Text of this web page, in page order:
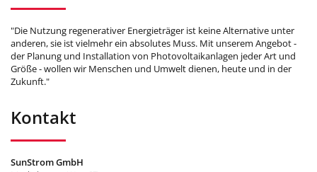
"Die Nutzung regenerativer Energieträger ist keine Alternative unter
anderen, sie ist vielmehr ein absolutes Muss. Mit unserem Angebot -
der Planung und Installation von Photovoltaikanlagen jeder Art und
Größe - wollen wir Menschen und Umwelt dienen, heute und in der
Zukunft."
Kontakt
SunStrom GmbH